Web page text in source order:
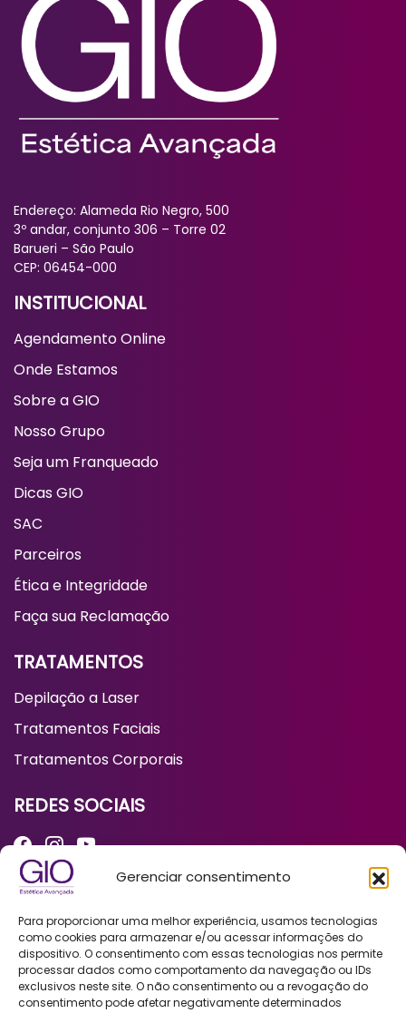
Gerenciar consentimento
Para proporcionar uma melhor experiência, usamos tecnologias
como cookies para armazenar e/ou acessar informações do
dispositivo. O consentimento com essas tecnologias nos permite
processar dados como comportamento da navegação ou IDs
exclusivos neste site. O não consentimento ou a revogação do
consentimento pode afetar negativamente determinados
Endereço: Alameda Rio Negro, 500
3º andar, conjunto 306 – Torre 02
Barueri – São Paulo
CEP: 06454-000
INSTITUCIONAL
Agendamento Online
Sobre a GIO
Nosso Grupo
Seja um Franqueado
Dicas GIO
TRATAMENTOS
Depilação a Laser
Tratamentos Faciais
Tratamentos Corporais
REDES SOCIAIS
Nossos Prêmios
Política de Privacidade
SSGA ESTETICA & BEELEZA FRANCHISING LTDA
CNPJ: 19.918.490/0001-38